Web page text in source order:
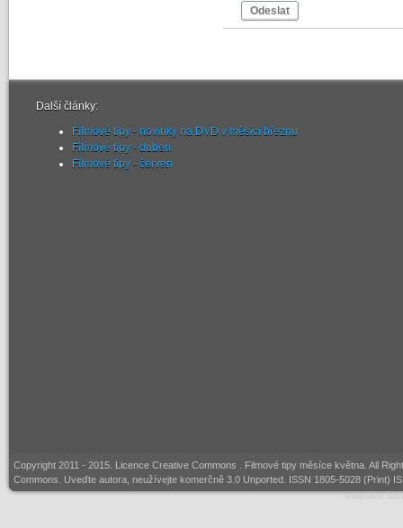
Odeslat
Další články:
Filmové tipy - novinky na DVD v měsíci březnu
Filmové tipy - duben
Filmové tipy - červen
Copyright 2011 - 2015. Licence Creative Commons
. Filmové tipy měsíce května. All
Commons. Uveďte autora, neužívejte komerčně 3.0 Unported. ISSN 1805-5028 (Print)
Templates